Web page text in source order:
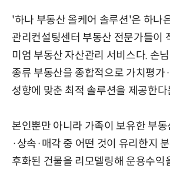
'하나 부동산 올케어 솔루션'은 하나
관리컨설팅센터 부동산 전문가들이
미엄 부동산 자산관리 서비스다. 손
종류 부동산을 종합적으로 가치평가
성향에 맞춘 최적 솔루션을 제공한다
본인뿐만 아니라 가족이 보유한 부
·상속·매각 중 어떤 것이 유리한지
후화된 건물을 리모델링해 운용수익